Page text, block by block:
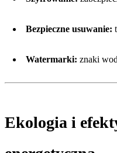
Bezpieczne usuwanie:
Watermarki: znaki
Ekologia i